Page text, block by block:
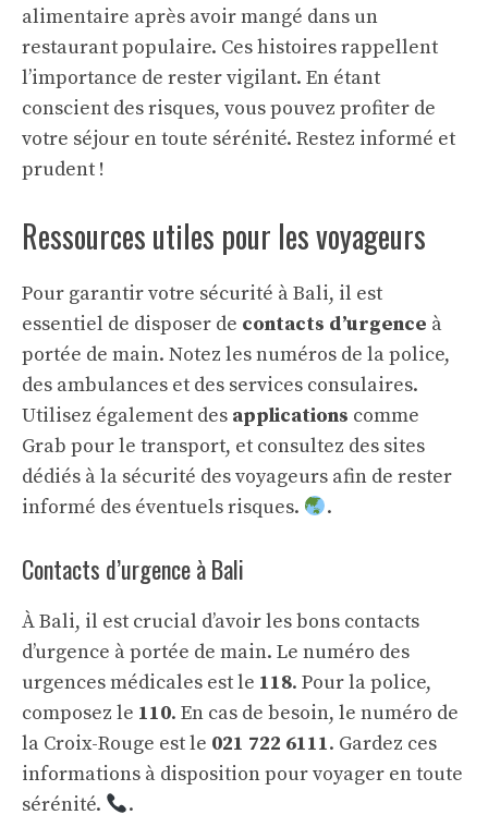
alimentaire après avoir mangé dans un
restaurant populaire. Ces histoires rappellent
l’importance de rester vigilant. En étant
conscient des risques, vous pouvez profiter de
votre séjour en toute sérénité. Restez informé et
prudent !
Ressources utiles pour les voyageurs
Pour garantir votre sécurité à Bali, il est
essentiel de disposer de contacts d’urgence à
portée de main. Notez les numéros de la police,
des ambulances et des services consulaires.
Utilisez également des applications comme
Grab pour le transport, et consultez des sites
dédiés à la sécurité des voyageurs afin de rester
informé des éventuels risques.
.
Contacts d’urgence à Bali
À Bali, il est crucial d’avoir les bons contacts
d’urgence à portée de main. Le numéro des
urgences médicales est le 118. Pour la police,
composez le 110. En cas de besoin, le numéro de
la Croix-Rouge est le 021 722 6111. Gardez ces
informations à disposition pour voyager en toute
sérénité.
.